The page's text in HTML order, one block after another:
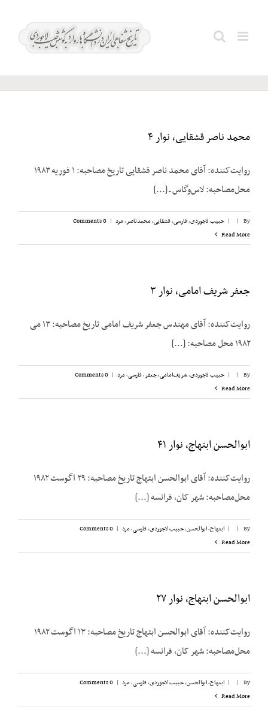
جم؛
محمد ناصر قشقایی، نوار ۴
روایت‌کننده: آقای محمد ناصر قشقایی تاریخ مصاحبه: ۱ فوریه ۱۹۸۳
محل‌مصاحبه: لاس‌وگاس ـ [...]
By
|
| حبیب لاجوردی,فارسی,قشقایی، محمدناصر,مرد |
0 Comments
Read More
جعفر شریف امامی، نوار ۳
روایت‌کننده: آقای مهندس جعفر شریف امامی تاریخ مصاحبه: ۱۳ می
۱۹۸۲ محل مصاحبه: [...]
By
|
| حبیب لاجوردی,شریف‌امامی، جعفر,فارسی,مرد |
0 Comments
Read More
ابوالحسن ابتهاج، نوار ۴۱
روایت‌کننده: آقای ابوالحسن ابتهاج تاریخ مصاحبه: ۲۹ اگوست ۱۹۸۲
محل‌مصاحبه: شهر کان، فرانسه [...]
By
|
| ابتهاج، ابوالحسن,حبیب لاجوردی,فارسی,مرد |
0 Comments
Read More
ابوالحسن ابتهاج، نوار ۲۷
روایت‌کننده: آقای ابوالحسن ابتهاج تاریخ مصاحبه: ۱۳ اگوست ۱۹۸۲
محل‌مصاحبه: شهر کان، فرانسه [...]
By
|
| ابتهاج، ابوالحسن,حبیب لاجوردی,فارسی,مرد |
0 Comments
Read More